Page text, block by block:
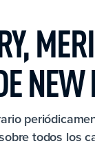
todos los